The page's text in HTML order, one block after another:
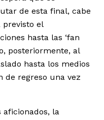
de esta final, cabe
previsto el
hasta las ‘fan
posteriormente, al
hasta los medios
de regreso una vez
la